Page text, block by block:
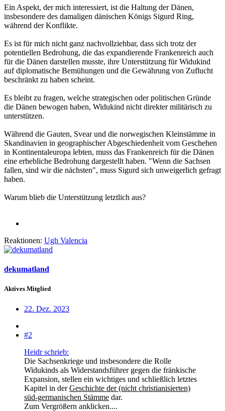
Ein Aspekt, der mich interessiert, ist die Haltung der Dänen,
insbesondere des damaligen dänischen Königs Sigurd Ring,
während der Konflikte.
Es ist für mich nicht ganz nachvollziehbar, dass sich trotz der
potentiellen Bedrohung, die das expandierende Frankenreich auch
für die Dänen darstellen musste, ihre Unterstützung für Widukind
auf diplomatische Bemühungen und die Gewährung von Zuflucht
beschränkt zu haben scheint.
Es bleibt zu fragen, welche strategischen oder politischen Gründe
die Dänen bewogen haben, Widukind nicht direkter militärisch zu
unterstützen.
Während die Gauten, Svear und die norwegischen Kleinstämme in
Skandinavien in geographischer Abgeschiedenheit vom Geschehen
in Kontinentaleuropa lebten, muss das Frankenreich für die Dänen
eine erhebliche Bedrohung dargestellt haben. "Wenn die Sachsen
fallen, sind wir die nächsten", muss Sigurd sich unweigerlich gefragt
haben.
Warum blieb die Unterstützung letztlich aus?
Reaktionen: Ugh Valencia
dekumatland
Aktives Mitglied
22. Dez. 2023
#2
Heidr schrieb:
Die Sachsenkriege und insbesondere die Rolle
Widukinds als Widerstandsführer gegen die fränkische
Expansion, stellen ein wichtiges und schließlich letztes
Kapitel in derGeschichte der (nicht christianisierten)
süd-germanischen Stämme dar.
Zum Vergrößern anklicken....